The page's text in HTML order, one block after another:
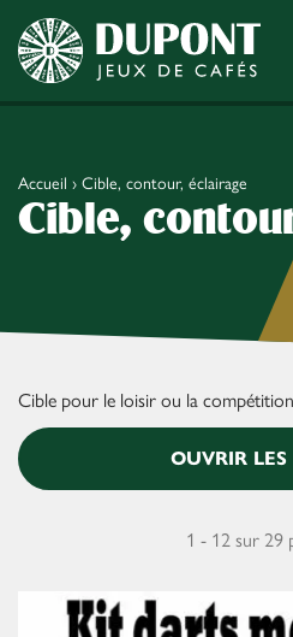
Accueil › Cible, contour, éclairage
Cible,
Cible pour le loisir ou la
OUVRIR LES
1 - 12 sur 29